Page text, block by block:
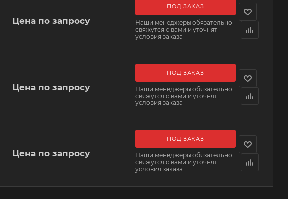
Цена по запросу
ПОД ЗАКАЗ
Наши менеджеры обязательно
свяжутся с вами и уточнят
условия заказа
Цена по запросу
ПОД ЗАКАЗ
Наши менеджеры обязательно
свяжутся с вами и уточнят
условия заказа
Цена по запросу
ПОД ЗАКАЗ
Наши менеджеры обязательно
свяжутся с вами и уточнят
условия заказа